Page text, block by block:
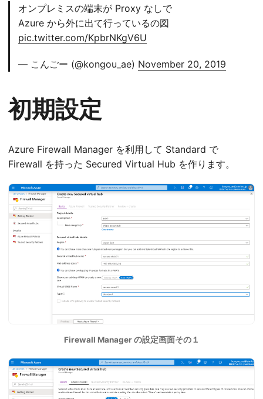
オンプレミスの端末が Proxy なしで
Azure から外に出て行っているの図
pic.twitter.com/KpbrNKgV6U
— こんごー (@kongou_ae) November 20, 2019
初期設定
Azure Firewall Manager を利用して Standard で
Firewall を持った Secured Virtual Hub を作ります。
Firewall Manager の設定画面その１